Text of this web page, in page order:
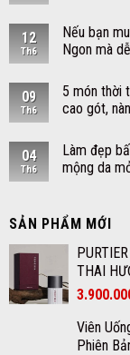
12
Th6
Nếu bạn
Ngon mà
09
Th6
5 món thời
cao gót,
04
Th6
Làm đẹp
mộng da
SẢN PHẨM MỚI
THAI
Viên
Phiên